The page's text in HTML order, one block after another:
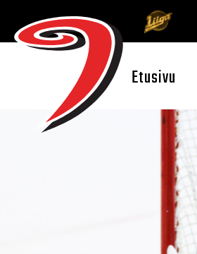
Etusivu